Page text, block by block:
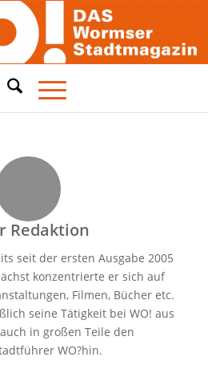
Redaktion
seit der ersten Ausgabe 2005
konzentrierte er sich auf
Filmen, Bücher etc.
seine Tätigkeit bei WO! aus
in großen Teile den
WO?hin.